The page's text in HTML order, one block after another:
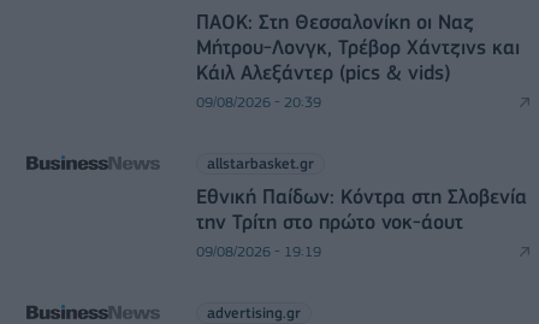
ΠΑΟΚ: Στη Θεσσαλονίκη οι Ναζ
Μήτρου-Λονγκ, Τρέβορ Χάντζινς και
Κάιλ Αλεξάντερ (pics & vids)
09/08/2026 - 20:39
allstarbasket.gr
Εθνική Παίδων: Κόντρα στη Σλοβενία
την Τρίτη στο πρώτο νοκ-άουτ
09/08/2026 - 19:19
advertising.gr